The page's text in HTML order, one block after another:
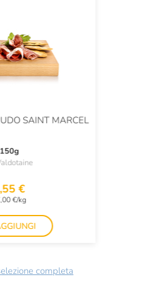
SAINT MARCEL
150g
€
€/kg
completa